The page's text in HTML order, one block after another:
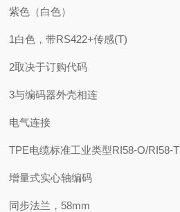
紫色（白色）
1白色，带RS422+传感(T)
2取决于订购代码
3与编码器外壳相连
电气连接
TPE电缆标准工业类型RI58-O/RI58-T
增量式实心轴编码
同步法兰，58mm